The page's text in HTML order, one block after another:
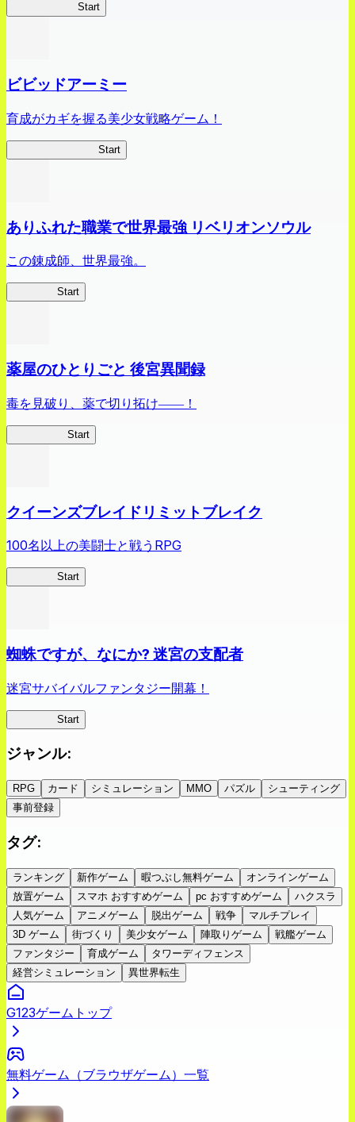
Start
ビビッドアーミー
育成がカギを握る美少女戦略ゲーム！
Start
ありふれた職業で世界最強 リベリオンソウル
この錬成師、世界最強。
Start
薬屋のひとりごと 後宮異聞録
毒を見破り、薬で切り拓け――！
Start
クイーンズブレイドリミットブレイク
100名以上の美闘士と戦うRPG
Start
蜘蛛ですが、なにか? 迷宮の支配者
迷宮サバイバルファンタジー開幕！
Start
ジャンル:
RPG カード シミュレーション MMO パズル
シューティング
事前登録
タグ:
ランキング 新作ゲーム 暇つぶし無料ゲーム
オンラインゲーム
放置ゲーム
スマホ おすすめゲーム pc おすすめゲーム
ハクスラ
人気ゲーム
アニメゲーム 脱出ゲーム 戦争
マルチプレイ
3D ゲーム
街づくり 美少女ゲーム 陣取りゲーム
戦艦ゲーム
ファンタジー
育成ゲーム
タワーディフェンス
経営シミュレーション
異世界転生
G123ゲームトップ
無料ゲーム（ブラウザゲーム）一覧